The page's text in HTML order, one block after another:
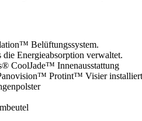
Belüftungssystem.
die Energieabsorption verwaltet.
CoolJade™ Innenausstattung
Protint™ Visier